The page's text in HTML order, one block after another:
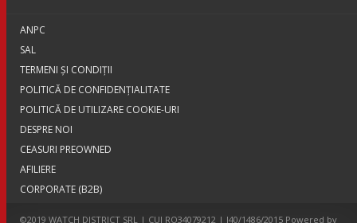
ANPC
SAL
TERMENI ŞI CONDIŢII
POLITICĂ DE CONFIDENȚIALITATE
POLITICĂ DE UTILIZARE COOKIE-URI
DESPRE NOI
CEASURI PREOWNED
AFILIERE
CORPORATE (B2B)
©2019 WATCH DISTRICT SRL | CUI RO34079212 | J40/1486/2015 Powered by